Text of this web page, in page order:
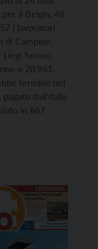
il Belgio, 48
i lavoratori
Campine,
Liegi furono
e 28.961
termine nel
dall'Italia
in 867